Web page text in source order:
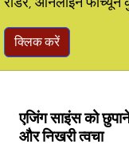
क्लिक करें
एजिंग साइंस को
और निखरी त्वचा